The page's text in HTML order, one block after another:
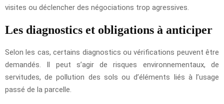
visites ou déclencher des négociations trop agressives.
Les diagnostics et obligations à anticiper
Selon les cas, certains diagnostics ou vérifications peuvent être
demandés. Il peut s’agir de risques environnementaux, de
servitudes, de pollution des sols ou d’éléments liés à l’usage
passé de la parcelle.